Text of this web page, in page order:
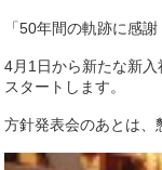
「50年間の軌跡に感
4月1日から新たな新
スタートします。
方針発表会のあとは、